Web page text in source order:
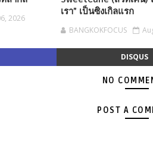
2026
เรา” เป็นซิงเกิลแรก
BANGKOKFOCUS
DISQUS
NO
POST A